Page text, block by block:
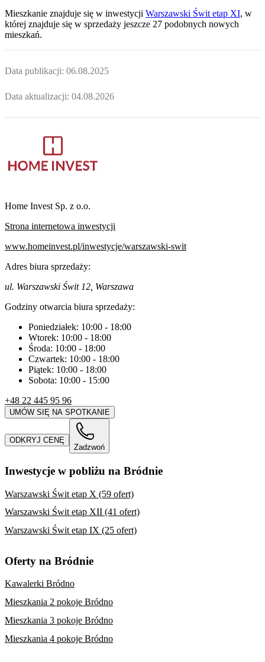
Mieszkanie znajduje się w inwestycji Warszawski Świt etap XI, w
której znajduje się w sprzedaży jeszcze 27 podobnych nowych
mieszkań.
Data publikacji: 06.08.2025
Data aktualizacji: 04.08.2026
Home Invest Sp. z o.o.
Strona internetowa inwestycji
www.homeinvest.pl/inwestycje/warszawski-swit
Adres biura sprzedaży:
ul. Warszawski Świt 12, Warszawa
Godziny otwarcia biura sprzedaży:
Poniedziałek: 10:00 - 18:00
Wtorek: 10:00 - 18:00
Środa: 10:00 - 18:00
Czwartek: 10:00 - 18:00
Piątek: 10:00 - 18:00
Sobota: 10:00 - 15:00
+48 22 445 95 96
UMÓW SIĘ NA SPOTKANIE
ODKRYJ CENĘ
Zadzwoń
Inwestycje w pobliżu na Bródnie
Warszawski Świt etap X (59 ofert)
Warszawski Świt etap XII (41 ofert)
Warszawski Świt etap IX (25 ofert)
Oferty na Bródnie
Kawalerki Bródno
Mieszkania 2 pokoje Bródno
Mieszkania 3 pokoje Bródno
Mieszkania 4 pokoje Bródno